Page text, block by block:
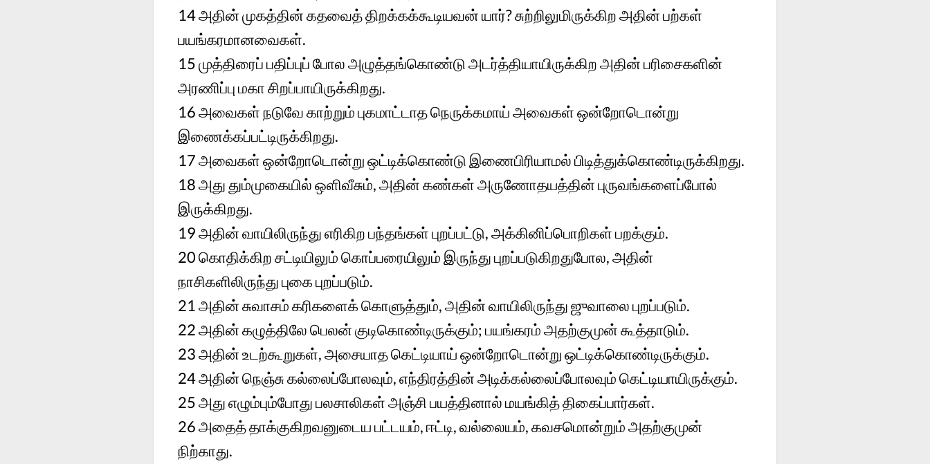
14அதின் முகத்தின் கதவைத் திறக்கக்கூடியவன் யார்? சுற்றிலுமிருக்கிற அதின் பற்கள்
பயங்கரமானவைகள்.
15முத்திரைப் பதிப்புப் போல அழுத்தங்கொண்டு அடர்த்தியாயிருக்கிற அதின் பரிசைகளின்
அரணிப்பு மகா சிறப்பாயிருக்கிறது.
16அவைகள் நடுவே காற்றும் புகமாட்டாத நெருக்கமாய் அவைகள் ஒன்றோடொன்று
இணைக்கப்பட்டிருக்கிறது.
17அவைகள் ஒன்றோடொன்று ஒட்டிக்கொண்டு இணைபிரியாமல் பிடித்துக்கொண்டிருக்கிறது.
18அது தும்முகையில் ஒளிவீசும், அதின் கண்கள் அருணோதயத்தின் புருவங்களைப்போல்
இருக்கிறது.
19அதின் வாயிலிருந்து எரிகிற பந்தங்கள் புறப்பட்டு, அக்கினிப்பொறிகள் பறக்கும்.
20கொதிக்கிற சட்டியிலும் கொப்பரையிலும் இருந்து புறப்படுகிறதுபோல, அதின்
நாசிகளிலிருந்து புகை புறப்படும்.
21அதின் சுவாசம் கரிகளைக் கொளுத்தும், அதின் வாயிலிருந்து ஜுவாலை புறப்படும்.
22அதின் கழுத்திலே பெலன் குடிகொண்டிருக்கும்; பயங்கரம் அதற்குமுன் கூத்தாடும்.
23அதின் உடற்கூறுகள், அசையாத கெட்டியாய் ஒன்றோடொன்று ஒட்டிக்கொண்டிருக்கும்.
24அதின் நெஞ்சு கல்லைப்போலவும், எந்திரத்தின் அடிக்கல்லைப்போலவும் கெட்டியாயிருக்கும்.
25அது எழும்பும்போது பலசாலிகள் அஞ்சி பயத்தினால் மயங்கித் திகைப்பார்கள்.
26அதைத் தாக்குகிறவனுடைய பட்டயம், ஈட்டி, வல்லையம், கவசமொன்றும் அதற்குமுன்
நிற்காது.